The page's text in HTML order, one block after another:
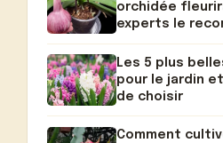
orchidée
experts le
Les 5 plus
pour le jardin
de choisir
Comment